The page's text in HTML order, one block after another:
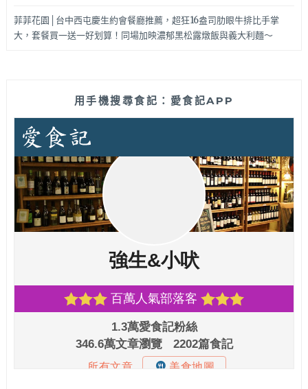
菲菲花園│台中西屯慶生約會餐廳推薦，超狂16盎司肋眼牛排比手掌
大，套餐買一送一好划算！同場加映濃郁黑松露燉飯與義大利麵～
用手機搜尋食記：愛食記APP